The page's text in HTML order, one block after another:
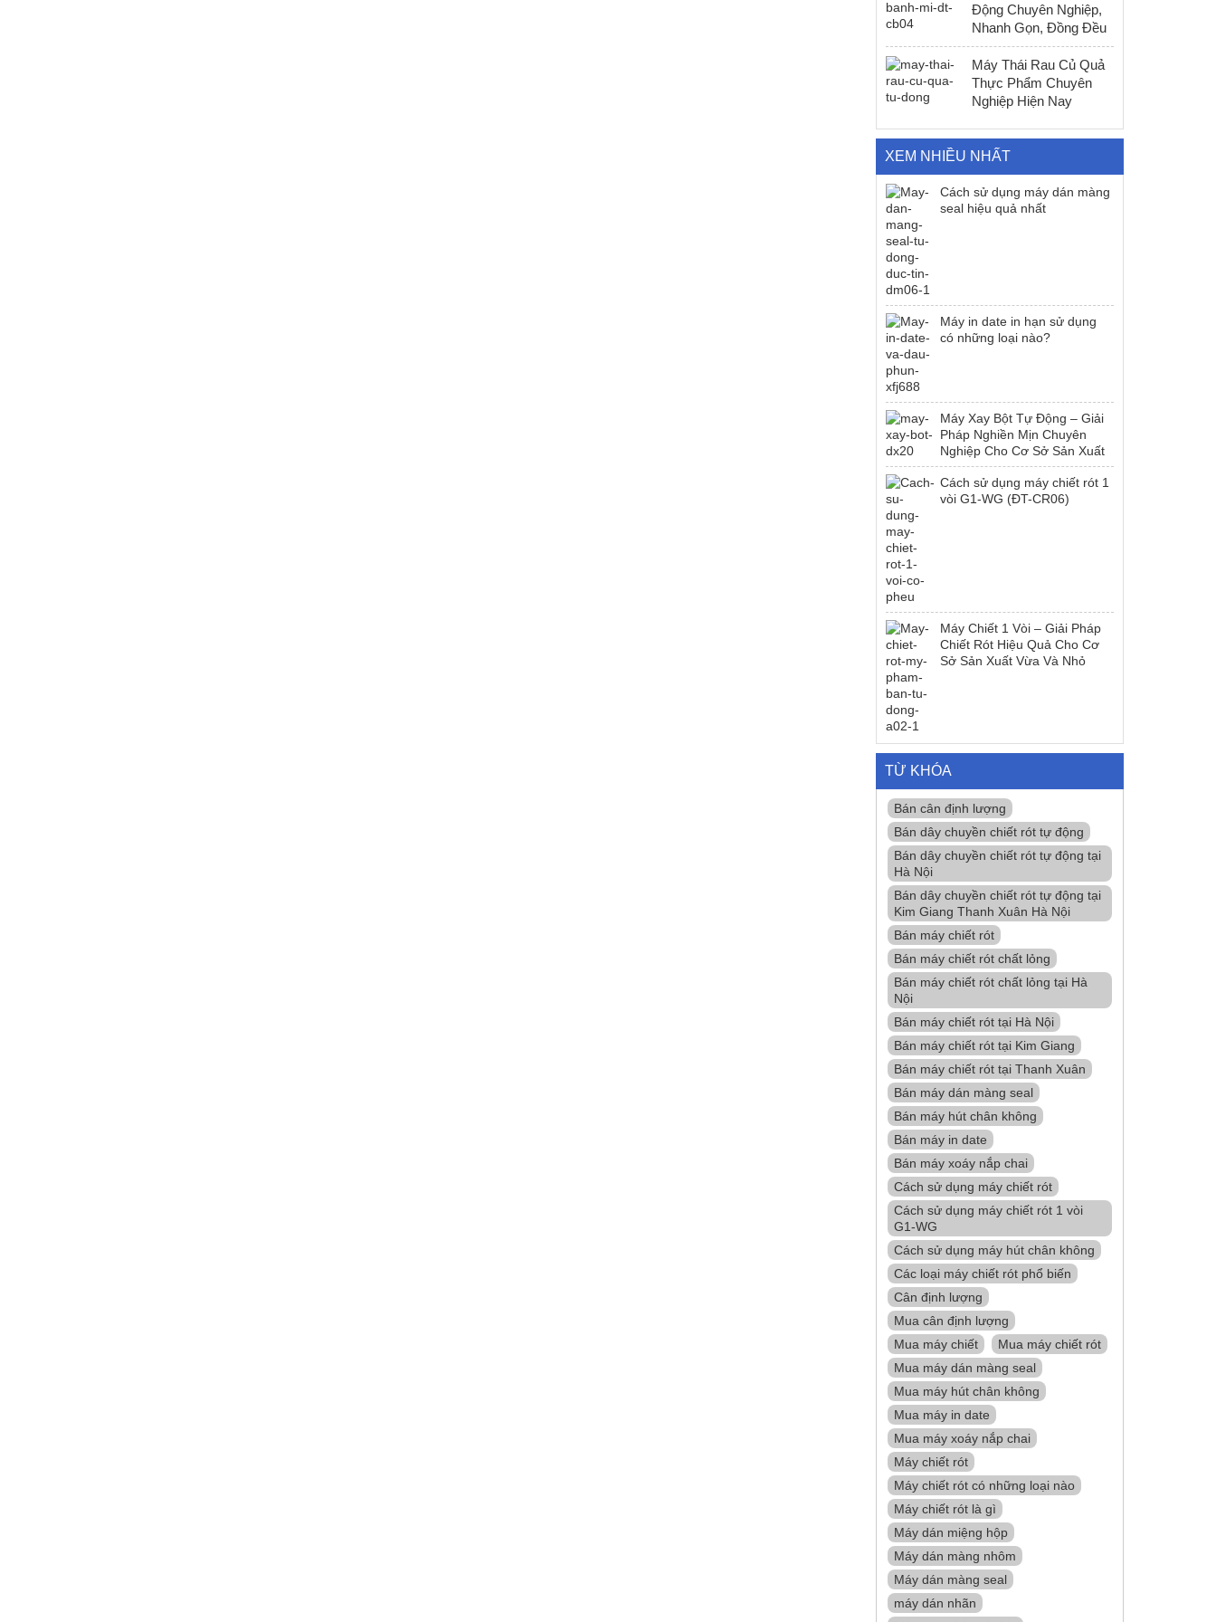
Động Chuyên Nghiệp,
Nhanh Gọn, Đồng Đều
Máy Thái Rau Củ Quả
Thực Phẩm Chuyên
Nghiệp Hiện Nay
XEM NHIỀU NHẤT
Cách sử dụng máy dán màng
seal hiệu quả nhất
Máy in date in hạn sử dụng
có những loại nào?
Máy Xay Bột Tự Động – Giải
Pháp Nghiền Mịn Chuyên
Nghiệp Cho Cơ Sở Sản Xuất
Cách sử dụng máy chiết rót 1
vòi G1-WG (ĐT-CR06)
Máy Chiết 1 Vòi – Giải Pháp
Chiết Rót Hiệu Quả Cho Cơ
Sở Sản Xuất Vừa Và Nhỏ
TỪ KHÓA
Bán cân định lượng
Bán dây chuyền chiết rót tự động
Bán dây chuyền chiết rót tự động tại
Hà Nội
Bán dây chuyền chiết rót tự động tại
Kim Giang Thanh Xuân Hà Nội
Bán máy chiết rót
Bán máy chiết rót chất lỏng
Bán máy chiết rót chất lỏng tại Hà
Nội
Bán máy chiết rót tại Hà Nội
Bán máy chiết rót tại Kim Giang
Bán máy chiết rót tại Thanh Xuân
Bán máy dán màng seal
Bán máy hút chân không
Bán máy in date
Bán máy xoáy nắp chai
Cách sử dụng máy chiết rót
Cách sử dụng máy chiết rót 1 vòi
G1-WG
Cách sử dụng máy hút chân không
Các loại máy chiết rót phổ biến
Cân định lượng
Mua cân định lượng
Mua máy chiết
Mua máy chiết rót
Mua máy dán màng seal
Mua máy hút chân không
Mua máy in date
Mua máy xoáy nắp chai
Máy chiết rót
Máy chiết rót có những loại nào
Máy chiết rót là gì
Máy dán miệng hộp
Máy dán màng nhôm
Máy dán màng seal
máy dán nhãn